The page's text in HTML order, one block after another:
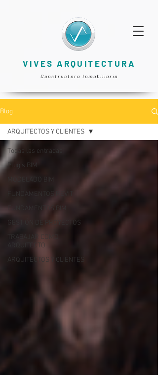
VIVES ARQUITECTURA
Constructora Inmobiliaria
Blog
Todas las entradas
Plugis BIM
MODELADO BIM
FUNDAMENTOS REVIT
FUNDAMENTOS BIM
GESTIÓN DE PROYECTOS
TRABAJAR COMO
ARQUITECTO
ARQUITECTOS Y CLIENTES
ARQUITECTOS Y CLIENTES